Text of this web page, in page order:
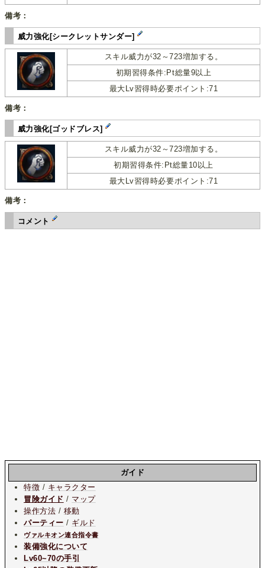
備考：
威力強化[シークレットサンダー]
スキル威力が32～723増加する。
初期習得条件:Pt総量9以上
最大Lv習得時必要ポイント:71
備考：
威力強化[ゴッドブレス]
スキル威力が32～723増加する。
初期習得条件:Pt総量10以上
最大Lv習得時必要ポイント:71
備考：
コメント
ガイド
特徴 / キャラクター
冒険ガイド / マップ
操作方法 / 移動
パーティー / ギルド
ヴァルキオン連合指令書
装備強化について
Lv60~70の手引